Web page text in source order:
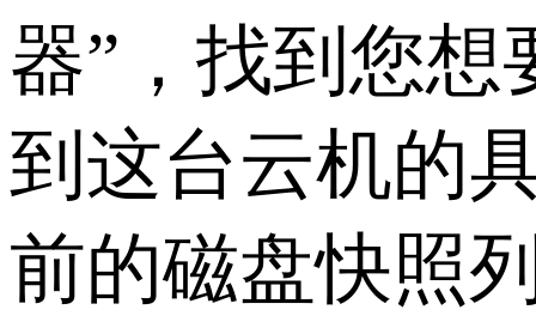
器”，找到您
到这台云机的
前的磁盘快照